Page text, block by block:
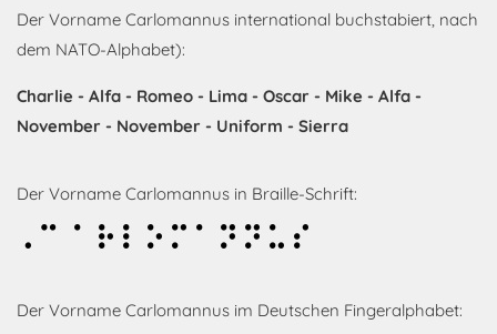
Der Vorname Carlomannus international buchstabiert, nach
dem NATO-Alphabet):
Charlie - Alfa - Romeo - Lima - Oscar - Mike - Alfa -
November - November - Uniform - Sierra
Der Vorname Carlomannus in Braille-Schrift:
Carlomannus
Der Vorname Carlomannus im Deutschen Fingeralphabet: